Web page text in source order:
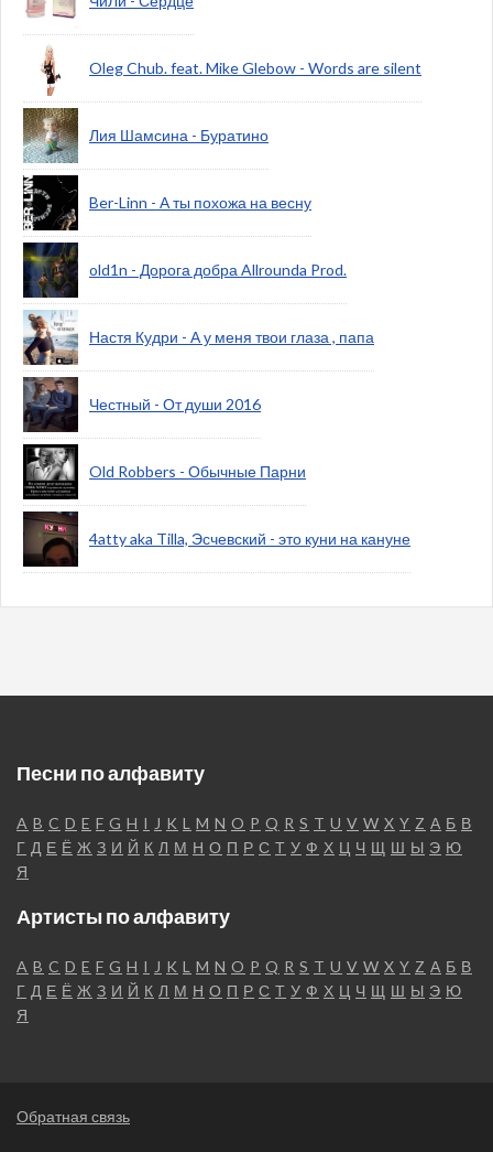
Oleg Chub. feat. Mike Glebow - Words are silent
Лия Шамсина - Буратино
Ber-Linn - А ты похожа на весну
old1n - Дорога добра Allrounda Prod.
Настя Кудри - А у меня твои глаза , папа
Честный - От души 2016
Old Robbers - Обычные Парни
4atty aka Tilla, Эсчевский - это куни на кануне
Песни по алфавиту
A B C D E F G H I J K L M N O P Q R S T U V W X Y Z А Б В
Г Д Е Ё Ж З И Й К Л М Н О П Р С Т У Ф Х Ц Ч Щ Ш Ы Э Ю
Я
Артисты по алфавиту
A B C D E F G H I J K L M N O P Q R S T U V W X Y Z А Б В
Г Д Е Ё Ж З И Й К Л М Н О П Р С Т У Ф Х Ц Ч Щ Ш Ы Э Ю
Я
Обратная связь